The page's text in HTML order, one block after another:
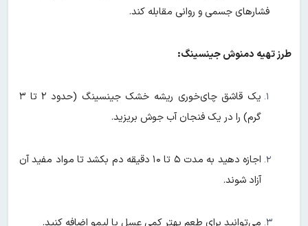
فشارهای جسمی و روانی مقابله کند.
طرز تهیه دمنوش جینسینگ:
یک قاشق چای‌خوری ریشه خشک جینسینگ (حدود ۲ تا ۳
گرم) را در یک فنجان آب جوش بریزید.
اجازه دهید به مدت ۵ تا ۱۰ دقیقه دم بکشد تا مواد مفید آن
آزاد شوند.